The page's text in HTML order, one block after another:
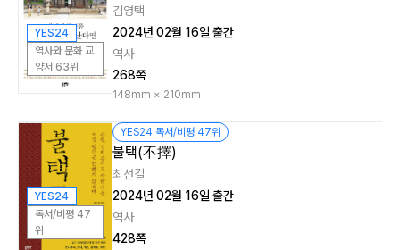
YES24
역사와 문화 교
양서 63위
김영택
2024년 02월 16일 출간
역사
268쪽
148mm × 210mm
YES24
독서/비평 47
위
YES24 독서/비평 47위
불택(不擇)
최선길
2024년 02월 16일 출간
역사
428쪽